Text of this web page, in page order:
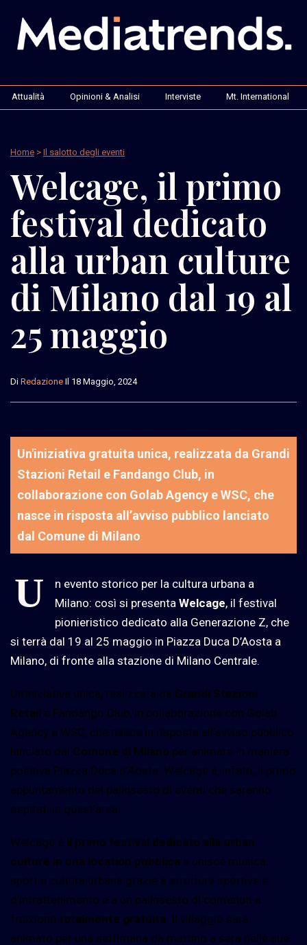
Attualità Opinioni & Analisi Interviste Mt. International
Home > Il salotto degli eventi
Welcage, il primo
festival dedicato
alla urban culture
di Milano dal 19 al
25 maggio
Di Redazione Il 18 Maggio, 2024
Un'iniziativa gratuita unica, realizzata da Grandi
Stazioni Retail e Fandango Club, in
collaborazione con Golab Agency e WSC, che
nasce in risposta all’avviso pubblico lanciato
dal Comune di Milano
U
n evento storico per la cultura urbana a
Milano: così si presenta Welcage, il festival
pionieristico dedicato alla Generazione Z, che
si terrà dal 19 al 25 maggio in Piazza Duca D’Aosta a
Milano, di fronte alla stazione di Milano Centrale.
Un’iniziativa unica, realizzata da Grandi Stazioni
Retail e Fandango Club, in collaborazione con Golab
Agency e WSC, che nasce in risposta all’avviso pubblico
lanciato dal Comune di Milano per animare in maniera
positiva Piazza Duca d’Aosta: Welcage è, infatti, il primo
appuntamento del palinsesto di eventi che saranno
ospitati in quest’area.
Welcage è il primo festival dedicato alla urban
culture in una location pubblica e unisce musica,
sport e cultura urbana grazie a strutture sportive e
d’intrattenimento e a un palinsesto di contenuti a
fruizione totalmente gratuita . Il villaggio sarà
animato per una settimana da mattino a sera nelle sue